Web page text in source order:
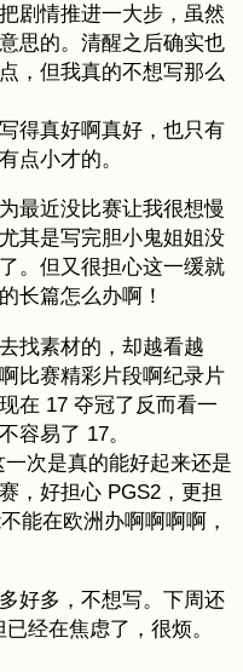
剧情推进一大步，虽然
思的。清醒之后确实也
，但我真的不想写那么
得真好啊真好，也只有
点小才的。
最近没比赛让我很想慢
其是写完胆小鬼姐姐没
。但又很担心这一缓就
长篇怎么办啊！
找素材的，却越看越
比赛精彩片段啊纪录片
在 17 夺冠了反而看一
容易了 17。
次是真的能好起来还是
，好担心 PGS2，更担
能在欧洲办啊啊啊啊，
好多，不想写。下周还
经在焦虑了，很烦。